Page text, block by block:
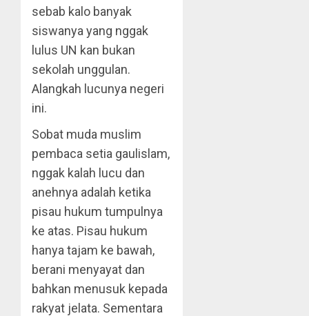
sebab kalo banyak
siswanya yang nggak
lulus UN kan bukan
sekolah unggulan.
Alangkah lucunya negeri
ini.
Sobat muda muslim
pembaca setia gaulislam,
nggak kalah lucu dan
anehnya adalah ketika
pisau hukum tumpulnya
ke atas. Pisau hukum
hanya tajam ke bawah,
berani menyayat dan
bahkan menusuk kepada
rakyat jelata. Sementara